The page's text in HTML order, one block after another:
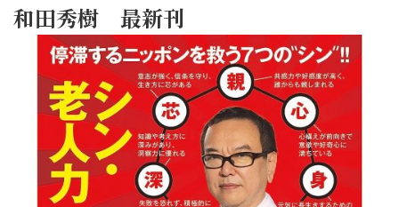
和田秀樹 最新刊